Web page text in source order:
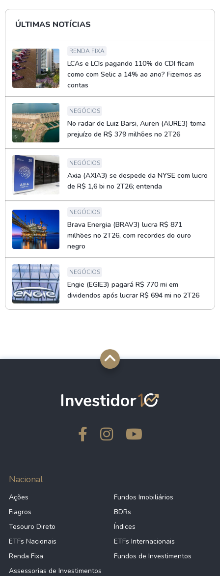
ÚLTIMAS NOTÍCIAS
RENDA FIXA
LCAs e LCIs pagando 110% do CDI ficam
como com Selic a 14% ao ano? Fizemos as
contas
NEGÓCIOS
No radar de Luiz Barsi, Auren (AURE3) toma
prejuízo de R$ 379 milhões no 2T26
NEGÓCIOS
Axia (AXIA3) se despede da NYSE com lucro
de R$ 1,6 bi no 2T26; entenda
NEGÓCIOS
Brava Energia (BRAV3) lucra R$ 871
milhões no 2T26, com recordes do ouro
negro
NEGÓCIOS
Engie (EGIE3) pagará R$ 770 mi em
dividendos após lucrar R$ 694 mi no 2T26
Nacional
Ações
Fundos Imobiliários
Fiagros
BDRs
Tesouro Direto
Índices
ETFs Nacionais
ETFs Internacionais
Renda Fixa
Fundos de Investimentos
Assessorias de Investimentos